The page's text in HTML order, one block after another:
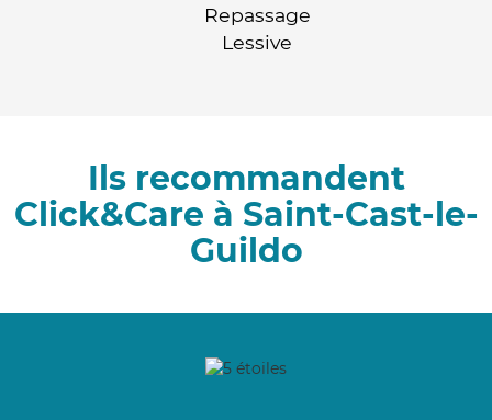
Repassage
Lessive
Ils recommandent
Click&Care à Saint-Cast-le-
Guildo